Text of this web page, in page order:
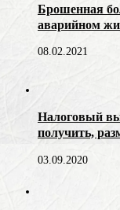
Брошенная
аварийном
08.02.2021
Налоговый
получить,
03.09.2020